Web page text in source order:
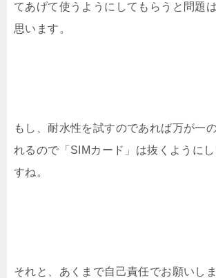
てあげて使うようにしてもらうと問題
思います。
もし、耐水性を試すのであれば万が一
れるので「SIMカード」は抜くように
すね。
それと、あくまで自己責任でお願いしま